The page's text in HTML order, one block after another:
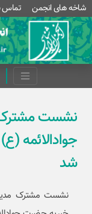
شاخه های انجمن تماس
نشست
جوادالائمه
شد
نشست مشترک